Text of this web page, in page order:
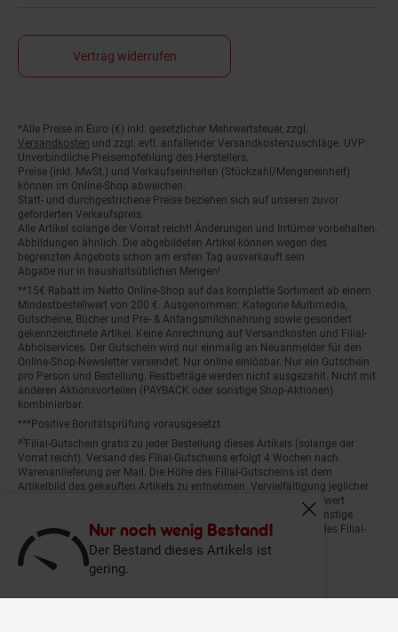
Nur noch wenig Bestand!
Der Bestand dieses Artikels ist
gering.
Fenster
Vertrag widerrufen
Fußnoten
*Alle Preise in Euro (€) inkl. gesetzlicher Mehrwertsteuer, zzgl.
Versandkosten und zzgl. evtl. anfallender Versandkostenzuschläge. UVP:
Unverbindliche Preisempfehlung des Herstellers.
Preise (inkl. MwSt.) und Verkaufseinheiten (Stückzahl/Mengeneinheit)
können im Online-Shop abweichen.
Statt- und durchgestrichene Preise beziehen sich auf unseren zuvor
geforderten Verkaufspreis.
Alle Artikel solange der Vorrat reicht! Änderungen und Irrtümer vorbehalten.
Abbildungen ähnlich. Die abgebildeten Artikel können wegen des
begrenzten Angebots schon am ersten Tag ausverkauft sein.
Abgabe nur in haushaltsüblichen Mengen!
**15€ Rabatt im Netto Online-Shop auf das komplette Sortiment ab einem
Mindestbestellwert von 200 €. Ausgenommen: Kategorie Multimedia,
Gutscheine, Bücher und Pre- & Anfangsmilchnahrung sowie gesondert
gekennzeichnete Artikel. Keine Anrechnung auf Versandkosten und Filial-
Abholservices. Der Gutschein wird nur einmalig an Neuanmelder für den
Online-Shop-Newsletter versendet. Nur online einlösbar. Nur ein Gutschein
pro Person und Bestellung. Restbeträge werden nicht ausgezahlt. Nicht mit
anderen Aktionsvorteilen (PAYBACK oder sonstige Shop-Aktionen)
kombinierbar.
***Positive Bonitätsprüfung vorausgesetzt
²⁰Filial-Gutschein gratis zu jeder Bestellung dieses Artikels (solange der
Vorrat reicht). Versand des Filial-Gutscheins erfolgt 4 Wochen nach
Warenanlieferung per Mail. Die Höhe des Filial-Gutscheins ist dem
Artikelbild des gekauften Artikels zu entnehmen. Vervielfältigung jeglicher
Art nicht gestattet. Der Filial-Gutschein ist ohne Mindesteinkaufswert
einlösbar. Nicht mit anderen Aktionsvorteilen (PAYBACK oder sonstige
Shop-Aktionen) kombinierbar. Der jeweilige Gültigkeitszeitraum des Filial-
Gutscheins ist darauf vermerkt.